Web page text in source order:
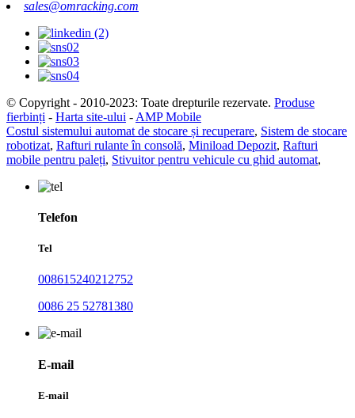
sales@omracking.com
© Copyright - 2010-2023: Toate drepturile rezervate. Produse
fierbinți - Harta site-ului - AMP Mobile
Costul sistemului automat de stocare și recuperare, Sistem de stocare
robotizat, Rafturi rulante în consolă, Miniload Depozit, Rafturi
mobile pentru paleți, Stivuitor pentru vehicule cu ghid automat,
Telefon
Tel
008615240212752
0086 25 52781380
E-mail
E-mail